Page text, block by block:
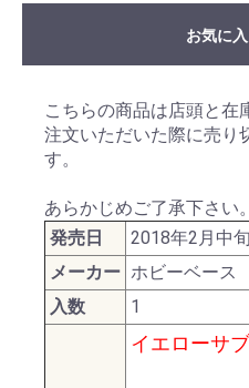
お気に
こちらの商品は店頭と在
注文いただいた際に売り
す。
あらかじめご了承下さい。
発売日
2018年2月中旬
メーカー ホビーベース
入数
1
イエローサ